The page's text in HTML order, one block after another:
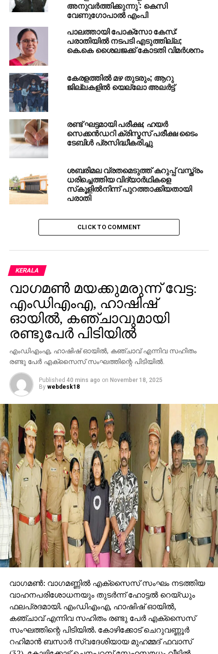
പരിശോധിക്കുമ്പോള്‍ മണ്‍സൂണ്‍ ആദ്യമായി നേരത്തെ
എത്തിയത് 1990ലായിരുന്നു.
RELATED TOPICS: HEAVYRAIN KERALA
NEWS
ORANGE ALERT
RED ALERT
UP NEXT
സംസ്ഥാനത്ത് കോവിഡ് കേസുകള്‍
വര്‍ധിക്കുന്നു; ഈ മാസം റിപ്പോര്‍ട്ട് ചെയ്തത് 273
കേസുകള്‍
അവര്‍ക്ക് ദുരിതം വന്നു കഴിഞ്ഞപ്പോള്‍ അവരെ
സഹായിച്ചു, 88 വയസുള്ള അവര്‍ ബിജെപിയില്‍
ചേര്‍ന്നതിന് ഞങ്ങള്‍ എന്തു പറയാന്‍: വിഡി
സതീശന്‍
അനുവര്‍ത്തിക്കുന്നു’: കെസി
വേണുഗോപാല്‍ എംപി
പാലത്തായി പോക്സോ കേസ്:
പരാതിയില്‍ നടപടി എടുത്തില്ല;
കെ.കെ ശൈലജക്ക് കോടതി വിമര്‍ശനം
കേരളത്തില്‍ മഴ തുടരും; ആറു
ജില്ലകളില്‍ യെല്ലോ അലര്‍ട്ട്
രണ്ട് ഘട്ടമായി പരീക്ഷ; ഹയര്‍
സെക്കന്‍ഡറി ക്രിസ്മസ് പരീക്ഷ ടൈം
ടേബിള്‍ പ്രസിദ്ധീകരിച്ചു
ശബരിമല വ്രതമെടുത്ത് കറുപ്പ് വസ്ത്രം
ധരിച്ചെത്തിയ വിദ്യാര്‍ഥികളെ
സ്‌കൂളില്‍നിന്ന് പുറത്താക്കിയതായി
പരാതി
CLICK TO COMMENT
KERALA
വാഗമണ്‍ മയക്കുമരുന്ന് വേട്ട:
എംഡിഎംഎ, ഹാഷിഷ്
ഓയില്‍, കഞ്ചാവുമായി
രണ്ടുപേര്‍ പിടിയില്‍
എംഡിഎംഎ, ഹാഷിഷ് ഓയില്‍, കഞ്ചാവ് എന്നിവ സഹിതം
രണ്ടു പേര്‍ എക്സൈസ് സംഘത്തിന്റെ പിടിയില്‍.
Published 40 mins ago on November 18, 2025
By webdesk18
വാഗമണ്‍: വാഗമണ്ണില്‍ എക്സൈസ് സംഘം നടത്തിയ
വാഹനപരിശോധനയും തുടര്‍ന്ന് ഹോട്ടല്‍ റെയ്ഡും
ഫലപ്രദമായി. എംഡിഎംഎ, ഹാഷിഷ് ഓയില്‍,
കഞ്ചാവ് എന്നിവ സഹിതം രണ്ടു പേര്‍ എക്സൈസ്
സംഘത്തിന്റെ പിടിയില്‍. കോഴിക്കോട് ചെറുവണ്ണൂര്‍
റഹിമാന്‍ ബസാര്‍ സ്വദേശിയായ മുഹമ്മദ് ഫവാസ്